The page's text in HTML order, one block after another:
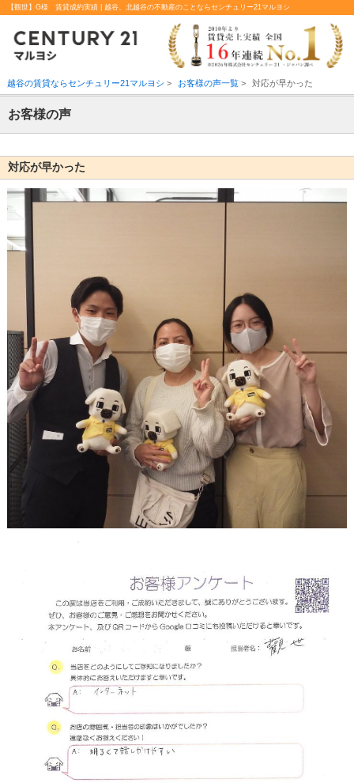
【觀世】G様 賃貸成約実績 | 越谷、北越谷の不動産のことならセンチュリー21マルヨシ
越谷の賃貸ならセンチュリー21マルヨシ > お客様の声一覧> 対応が早かった
お客様の声
対応が早かった